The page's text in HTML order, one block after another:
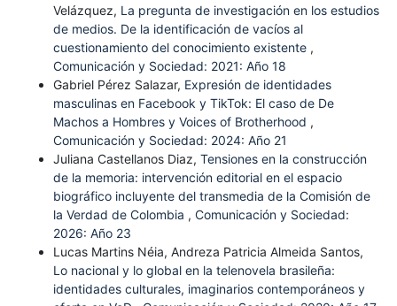
Velázquez, La pregunta de investigación en los estudios
de medios. De la identificación de vacíos al
cuestionamiento del conocimiento existente ,
Comunicación y Sociedad: 2021: Año 18
Gabriel Pérez Salazar, Expresión de identidades
masculinas en Facebook y TikTok: El caso de De
Machos a Hombres y Voices of Brotherhood ,
Comunicación y Sociedad: 2024: Año 21
Juliana Castellanos Diaz, Tensiones en la construcción
de la memoria: intervención editorial en el espacio
biográfico incluyente del transmedia de la Comisión de
la Verdad de Colombia , Comunicación y Sociedad:
2026: Año 23
Lucas Martins Néia, Andreza Patricia Almeida Santos,
Lo nacional y lo global en la telenovela brasileña:
identidades culturales, imaginarios contemporáneos y